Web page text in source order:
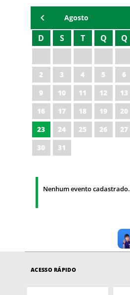
Agosto
D S T Q Q
2
3 4 5 6
9
10 11 12 13
16
17 18 19 20
23
24 25 26 27
30
31
Nenhum evento cadastrado.
ACESSO RÁPIDO